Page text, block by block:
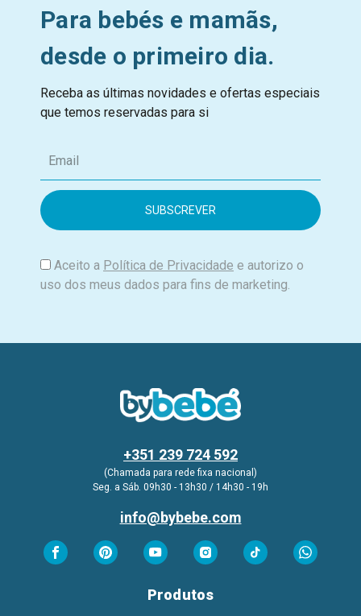
Para bebés e mamãs,
desde o primeiro dia.
Receba as últimas novidades e ofertas especiais
que temos reservadas para si
m
i
Aceito a Política de Privacidade e autorizo o
uso dos meus dados para fins de marketing.
+351 239 724 592
(Chamada para rede fixa nacional)
Seg. a Sáb. 09h30 - 13h30 / 14h30 - 19h
info@bybebe.com
Produtos